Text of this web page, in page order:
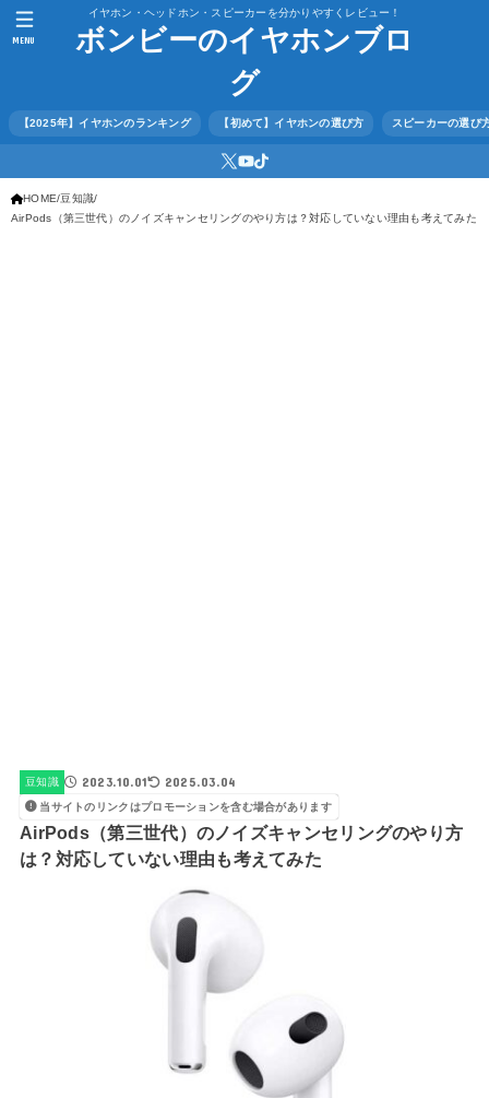
イヤホン・ヘッドホン・スピーカーを分かりやすくレビュー！
ボンビーのイヤホンブロ
グ
【2025年】イヤホンのランキング 【初めて】イヤホンの選び方 スピーカーの選び
MENU
HOME 豆知識
AirPods（第三世代）のノイズキャンセリングのやり方は？対応していない理由も考えてみた
豆知識 2023.10.01 2025.03.04
当サイトのリンクはプロモーションを含む場合があります
AirPods（第三世代）のノイズキャンセリングのやり方
は？対応していない理由も考えてみた